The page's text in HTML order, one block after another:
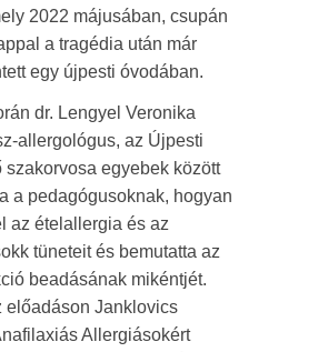
2022 májusában, csupán
a tragédia után már
egy újpesti óvodában.
dr. Lengyel Veronika
allergológus, az Újpesti
szakorvosa egyebek között
a pedagógusoknak, hogyan
az ételallergia és az
tüneteit és bemutatta az
beadásának mikéntjét.
előadáson Janklovics
Allergiásokért